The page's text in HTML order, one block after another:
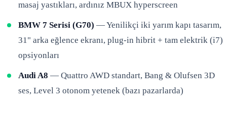
masaj yastıkları, ardınız MBUX hyperscreen
BMW 7 Serisi (G70) — Yenilikçi iki yarım kapı tasarım,
31" arka eğlence ekranı, plug-in hibrit + tam elektrik (i7)
opsiyonları
Audi A8 — Quattro AWD standart, Bang & Olufsen 3D
ses, Level 3 otonom yetenek (bazı pazarlarda)